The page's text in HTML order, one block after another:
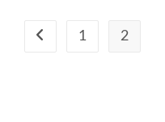
Gehe zur vorherigen Seite
1 2